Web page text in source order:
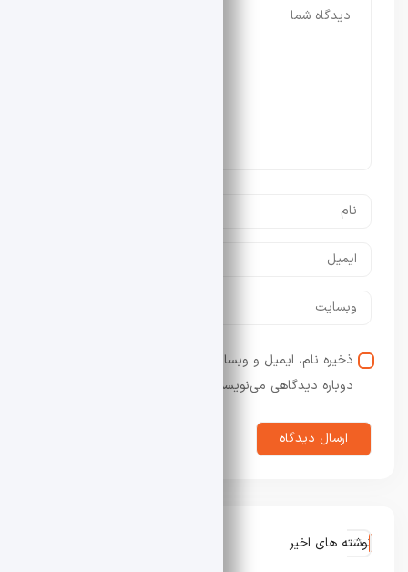
ذخیره نام، ایمیل و وبسایت من در مرورگر برای زمانی که
دوباره دیدگاهی می‌نویسم.
نوشته های اخیر